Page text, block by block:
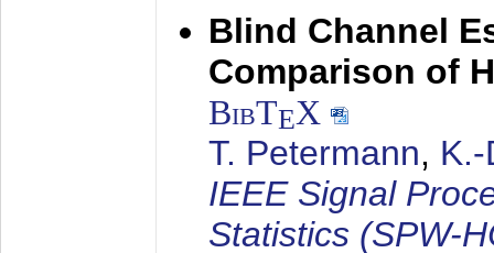
Blind Channel
Comparison of
BibTEX
T. Petermann,
IEEE Signal
Statistics (SPW-